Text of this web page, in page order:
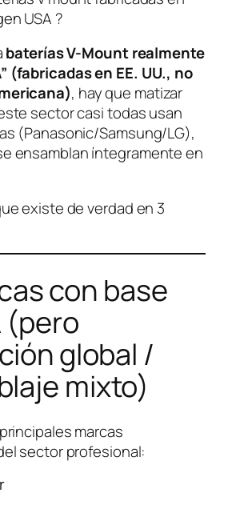
USA ?
baterías V-Mount realmente
(fabricadas en EE. UU., no
, hay que matizar
sector casi todas usan
(Panasonic/Samsung/LG),
ensamblan íntegramente en
existe de verdad en 3
con base
(pero
global /
mixto)
marcas
sector profesional: